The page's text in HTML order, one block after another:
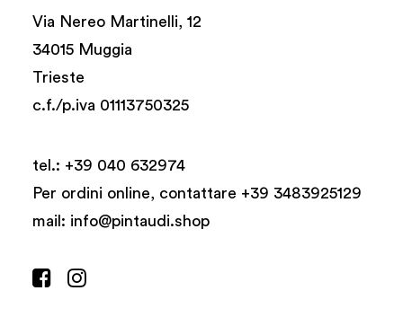
Via Nereo Martinelli, 12
34015 Muggia
Trieste
c.f./p.iva 01113750325
tel.: +39 040 632974
Per ordini online, contattare +39 3483925129
mail: info@pintaudi.shop